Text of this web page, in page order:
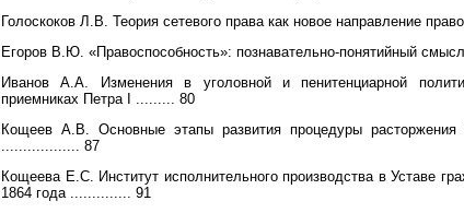
Голоскоков Л.В. Теория сетевого права как новое направление
Егоров В.Ю. «Правоспособность»: познавательно-понятийный
Иванов А.А. Изменения в уголовной и пенитенциарной
приемниках Петра I ......... 80
Кощеев А.В. Основные этапы развития процедуры
.................. 87
Кощеева Е.С. Институт исполнительного производства в Уставе
1864 года .............. 91